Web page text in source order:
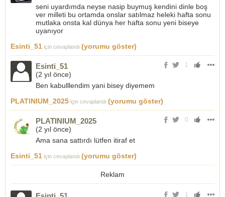
seni uyardımda neyse nasip buymuş kendini dinle boş
ver milleti bu ortamda onslar satılmaz heleki hafta sonu
mutlaka onsta kal dünya her hafta sonu yeni biseye
uyanıyor
Esinti_51 için cevaplandı (yorumu göster)
1
Esinti_51
(2 yıl önce)
Ben kabulllendim yani bisey diyemem
PLATINIUM_2025 için cevaplandı (yorumu göster)
0
PLATINIUM_2025
(2 yıl önce)
Ama sana sattırdı lütfen itiraf et
Esinti_51 için cevaplandı (yorumu göster)
Reklam
1